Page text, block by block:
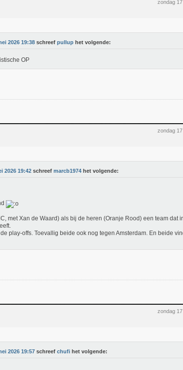
zondag
2026 19:38 schreef pullup het volgende:
OP
zondag
2026 19:42 schreef marcb1974 het volgende:
met Xan de Waard) als bij de heren (Oranje Rood) een team dat
play-offs. Toevallig beide ook nog tegen Amsterdam. En beide
zondag
2026 19:57 schreef chufi het volgende: